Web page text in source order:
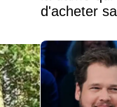
d'acheter